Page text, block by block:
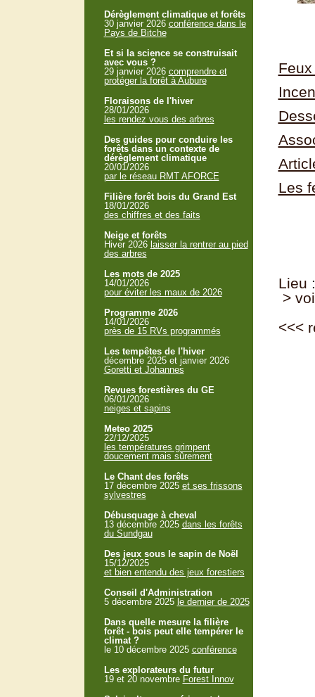
Les
Lieu
>
<<<
Dérèglement climatique et forêts
30 janvier 2026 conférence dans le
Pays de Bitche
Et si la science se construisait
avec vous ?
29 janvier 2026 comprendre et
protéger la forêt à Aubure
Floraisons de l'hiver
28/01/2026
les rendez vous des arbres
Des guides pour conduire les
forêts dans un contexte de
dérèglement climatique
20/01/2026
par le réseau RMT AFORCE
Filière forêt bois du Grand Est
18/01/2026
des chiffres et des faits
Neige et forêts
Hiver 2026 laisser la rentrer au pied
des arbres
Les mots de 2025
14/01/2026
pour éviter les maux de 2026
Programme 2026
14/01/2026
près de 15 RVs programmés
Les tempêtes de l'hiver
décembre 2025 et janvier 2026
Goretti et Johannes
Revues forestières du GE
06/01/2026
neiges et sapins
Meteo 2025
22/12/2025
les températures grimpent
doucement mais sûrement
Le Chant des forêts
17 décembre 2025 et ses frissons
sylvestres
Débusquage à cheval
13 décembre 2025 dans les forêts
du Sundgau
Des jeux sous le sapin de Noël
15/12/2025
et bien entendu des jeux forestiers
Conseil d'Administration
5 décembre 2025 le dernier de 2025
Dans quelle mesure la filière
forêt - bois peut elle tempérer le
climat ?
le 10 décembre 2025 conférence
Les explorateurs du futur
19 et 20 novembre Forest Innov